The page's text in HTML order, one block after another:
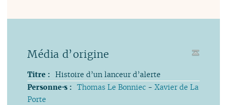
Média d’origine
Titre : Histoire d’un lanceur d’alerte
Personne⋅s : Thomas Le Bonniec - Xavier de La
Porte